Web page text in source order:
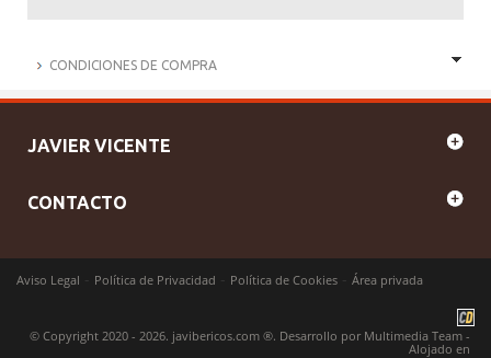
CONDICIONES DE COMPRA
JAVIER VICENTE
CONTACTO
Aviso Legal Política de Privacidad Política de Cookies Área privada
© Copyright 2020 - 2026. javibericos.com ®. Desarrollo por Multimedia Team -
Alojado en